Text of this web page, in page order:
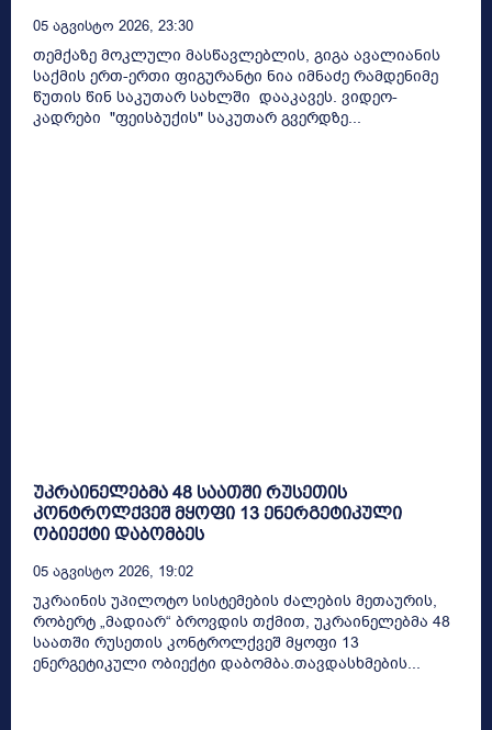
05 Აგვისტო 2026, 23:30
თემქაზე მოკლული მასწავლებლის, გიგა ავალიანის
საქმის ერთ-ერთი ფიგურანტი ნია იმნაძე რამდენიმე
წუთის წინ საკუთარ სახლში დააკავეს. ვიდეო-
კადრები "ფეისბუქის" საკუთარ გვერდზე...
უკრაინელებმა 48 საათში რუსეთის
კონტროლქვეშ მყოფი 13 ენერგეტიკული
ობიექტი დაბომბეს
05 Აგვისტო 2026, 19:02
უკრაინის უპილოტო სისტემების ძალების მეთაურის,
რობერტ „მადიარ“ ბროვდის თქმით, უკრაინელებმა 48
საათში რუსეთის კონტროლქვეშ მყოფი 13
ენერგეტიკული ობიექტი დაბომბა.თავდასხმების...